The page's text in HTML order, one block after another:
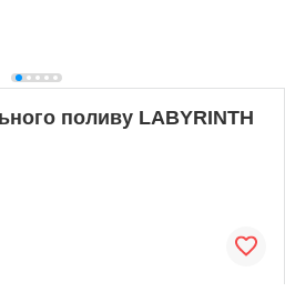
поливу LABYRINTH